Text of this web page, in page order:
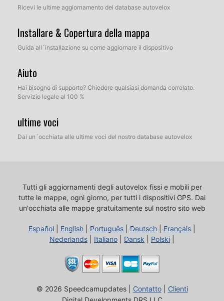
Ricevi le ultime aggiornamento del database autovelox
Installare & Copertura della mappa
Guida all´installazione su come aggiornare il dispositivo
Aiuto
Hai bisogno di supporto? Chiedere qualsiasi domanda correlato.
Servizio legale al 100 %
ultime voci
Dai un´occhiata alle ultime voci del nostro database autovelox
Tutti gli aggiornamenti degli autovelox fissi e mobili per
tutte le mappe, ogni giorno, per tutti i dispositivi GPS. Dai
un'occhiata alle mappe gratuitamente sul nostro sito web
Español English Português Deutsch Français
Nederlands
Italiano Dansk Polski
© 2026 Speedcamupdates | Contatto| Clienti